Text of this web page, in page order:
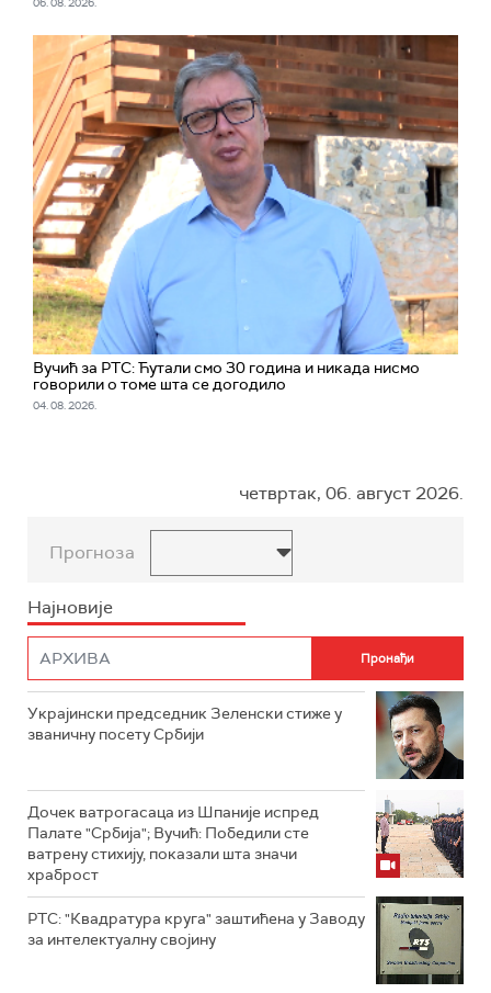
06. 08. 2026.
Вучић за РТС: Ћутали смо 30 година и никада нисмо
говорили о томе шта се догодило
04. 08. 2026.
четвртак, 06. август 2026.
Прогноза
Најновије
Украјински председник Зеленски стиже у
званичну посету Србији
Дочек ватрогасаца из Шпаније испред
Палате "Србија"; Вучић: Победили сте
ватрену стихију, показали шта значи
храброст
РТС: "Квадратура круга" заштићена у Заводу
за интелектуалну својину